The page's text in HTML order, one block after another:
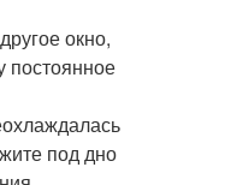
окно,
постоянное
под дно